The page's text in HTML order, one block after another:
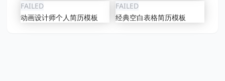
FAILED
动画设计师个人简历模板
FAILED
经典空白表格简历模板